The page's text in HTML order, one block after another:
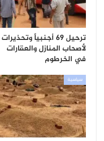
ترحيل 69 أجنبياً وتحذيرات
لأصحاب المنازل والعقارات
في الخرطوم
سياسية